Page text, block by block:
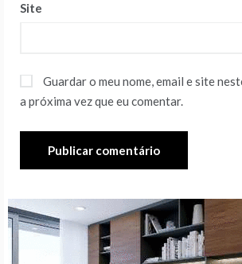
Site
Guardar o meu nome, email e site
a próxima vez que eu comentar.